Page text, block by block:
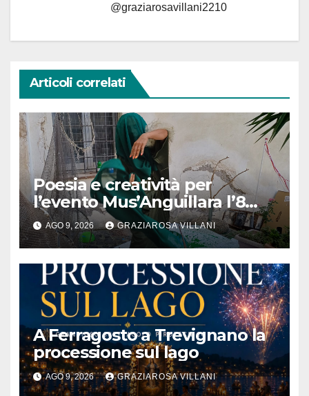
@graziarosavillani2210
Articoli correlati
Poesia e creatività per
l’evento Mus’Anguillara l’8
agosto 2026 al Museo
Contadino
AGO 9, 2026 GRAZIAROSA VILLANI
A Ferragosto a Trevignano la
processione sul lago
AGO 9, 2026 GRAZIAROSA VILLANI